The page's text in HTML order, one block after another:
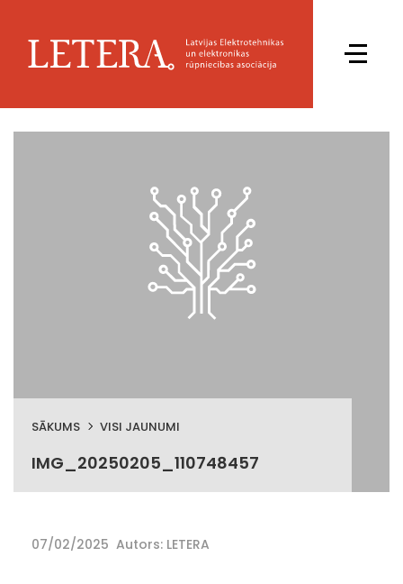
SĀKUMS VISI JAUNUMI
IMG_20250205_110748457
07/02/2025 Autors: LETERA